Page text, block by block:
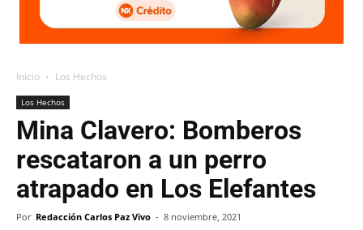
Inicio Los Hechos
Los Hechos
Mina Clavero: Bomberos
rescataron a un perro
atrapado en Los Elefantes
Por Redacción Carlos Paz Vivo - 8 noviembre, 2021